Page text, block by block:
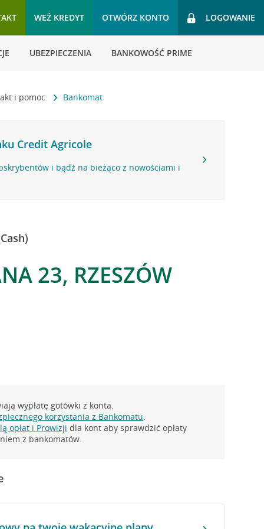
WEŹ KREDYT OTWÓRZ KONTO LOGOWANIE
UBEZPIECZENIA BANKOWOŚĆ PRIME
i pomoc Bankomat
Credit Agricole
i bądź na bieżąco z nowościami i
23, RZESZÓW
wypłatę gotówki z konta.
korzystania z Bankomatu.
opłat i Prowizji dla kont aby sprawdzić opłaty
z bankomatów.